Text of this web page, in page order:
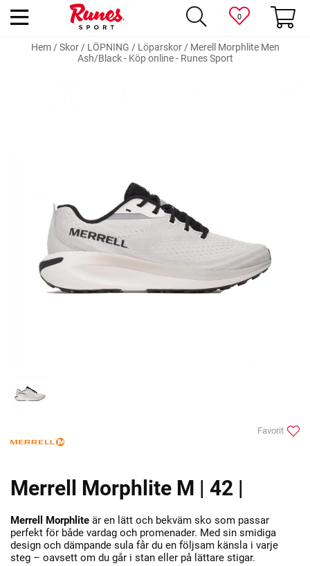
0
Hem/Skor/ LÖPNING / Löparskor/ Merell Morphlite Men
Ash/Black - Köp online - Runes Sport
Favorit
Merrell Morphlite M | 42 |
Merrell Morphlite är en lätt och bekväm sko som passar
perfekt för både vardag och promenader. Med sin smidiga
design och dämpande sula får du en följsam känsla i varje
steg – oavsett om du går i stan eller på lättare stigar.